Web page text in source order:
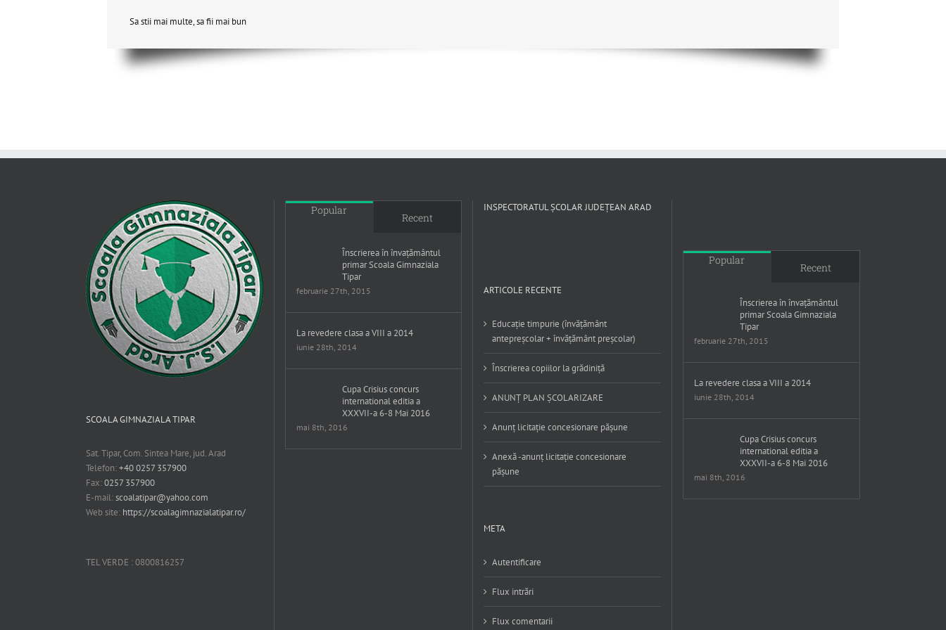
Sa stii mai multe, sa fii mai bun
SCOALA GIMNAZIALA TIPAR
Sat. Tipar, Com. Sintea Mare, jud. Arad
Telefon:+40 0257 357900
Fax:0257 357900
E-mail:scoalatipar@yahoo.com
Web site: https://scoalagimnazialatipar.ro/
TEL VERDE : 0800816257
Popular
Recent
Înscrierea în învațământul
primar Scoala Gimnaziala
Tipar
februarie 27th, 2015
La revedere clasa a VIII a 2014
iunie 28th, 2014
Cupa Crisius concurs
international editia a
XXXVII-a 6-8 Mai 2016
mai 8th, 2016
INSPECTORATUL ŞCOLAR JUDEŢEAN ARAD
ARTICOLE RECENTE
Educație timpurie (învățământ
antepreșcolar + învățământ preșcolar)
Înscrierea copiilor la grădiniță
ANUNȚ PLAN ȘCOLARIZARE
Anunț licitație concesionare pășune
Anexă -anunț licitație concesionare
pășune
META
Autentificare
Flux intrări
Flux comentarii
Popular
Recent
Înscrierea în învațământul
primar Scoala Gimnaziala
Tipar
februarie 27th, 2015
La revedere clasa a VIII a 2014
iunie 28th, 2014
Cupa Crisius concurs
international editia a
XXXVII-a 6-8 Mai 2016
mai 8th, 2016